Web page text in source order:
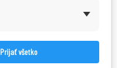
Prijať všetko